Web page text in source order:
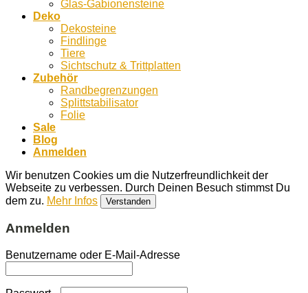
Glas-Gabionensteine
Deko
Dekosteine
Findlinge
Tiere
Sichtschutz & Trittplatten
Zubehör
Randbegrenzungen
Splittstabilisator
Folie
Sale
Blog
Anmelden
Wir benutzen Cookies um die Nutzerfreundlichkeit der
Webseite zu verbessen. Durch Deinen Besuch stimmst Du
dem zu. Mehr Infos Verstanden
Anmelden
Benutzername oder E-Mail-Adresse